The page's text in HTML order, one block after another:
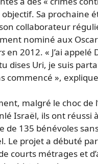
Sa prochaine
collaborateur
nominé aux
en 2012. « J’ai appelé
dises Uri, je suis
commencé »,
malgré le choc de
Israël, ils ont réussi
de 135 bénévoles
Le projet a débuté
courts métrages et